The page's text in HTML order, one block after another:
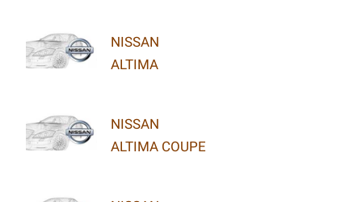
NISSAN
ALTIMA
NISSAN
ALTIMA COUPE